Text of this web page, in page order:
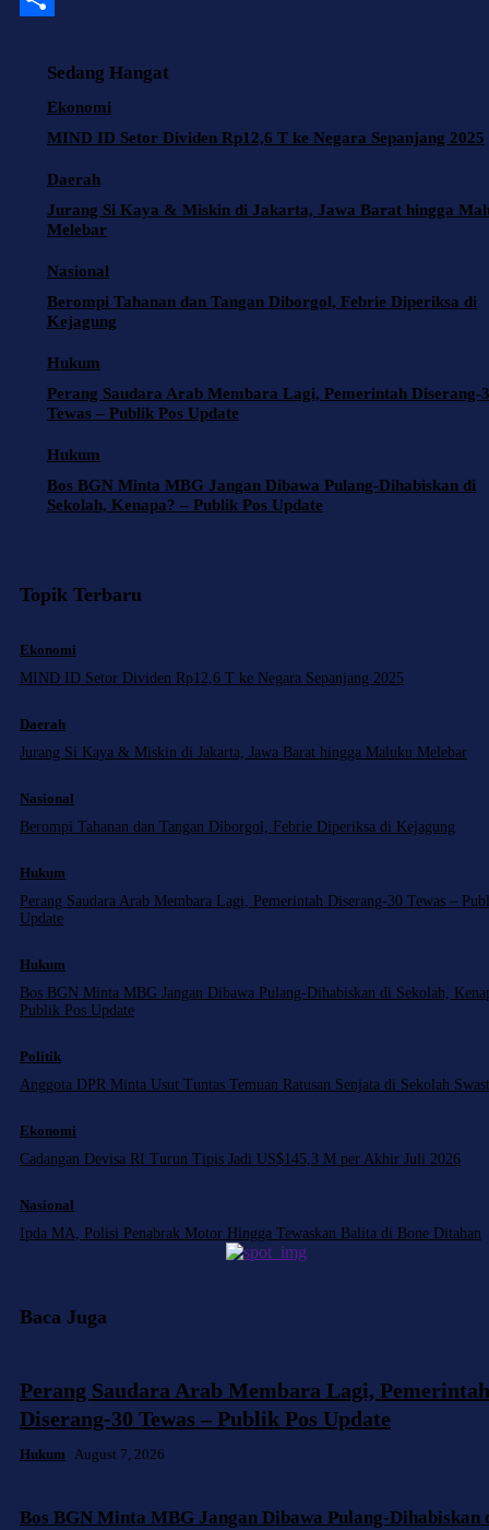
Sedang Hangat
Ekonomi
MIND ID Setor Dividen Rp12,6 T ke Negara Sepanjang 2025
Daerah
Jurang Si Kaya & Miskin di Jakarta, Jawa Barat hingga
Melebar
Nasional
Berompi Tahanan dan Tangan Diborgol, Febrie Diperiksa di
Kejagung
Hukum
Perang Saudara Arab Membara Lagi, Pemerintah Diserang-
Tewas – Publik Pos Update
Hukum
Bos BGN Minta MBG Jangan Dibawa Pulang-Dihabiskan di
Sekolah, Kenapa? – Publik Pos Update
Topik Terbaru
Ekonomi
MIND ID Setor Dividen Rp12,6 T ke Negara Sepanjang 2025
Daerah
Jurang Si Kaya & Miskin di Jakarta, Jawa Barat hingga Maluku Melebar
Nasional
Berompi Tahanan dan Tangan Diborgol, Febrie Diperiksa di Kejagung
Hukum
Perang Saudara Arab Membara Lagi, Pemerintah Diserang-30 Tewas –
Update
Hukum
Bos BGN Minta MBG Jangan Dibawa Pulang-Dihabiskan di Sekolah,
Publik Pos Update
Politik
Anggota DPR Minta Usut Tuntas Temuan Ratusan Senjata di Sekolah
Ekonomi
Cadangan Devisa RI Turun Tipis Jadi US$145,3 M per Akhir Juli 2026
Nasional
Ipda MA, Polisi Penabrak Motor Hingga Tewaskan Balita di Bone Ditahan
Baca Juga
Perang Saudara Arab Membara Lagi, Pemerintah
Diserang-30 Tewas – Publik Pos Update
Hukum August 7, 2026
Bos BGN Minta MBG Jangan Dibawa Pulang-Dihabiskan